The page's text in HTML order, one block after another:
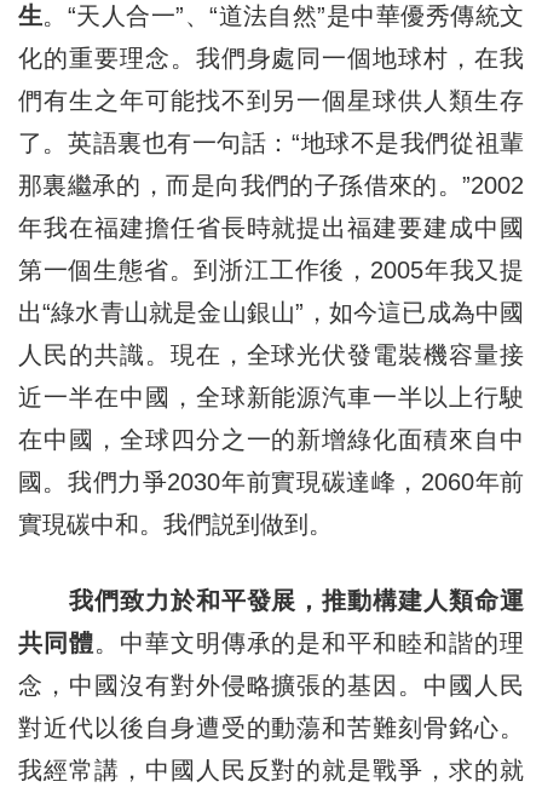
生。“天人合一”、“道法自然”是中華優秀傳統文
化的重要理念。我們身處同一個地球村，在我
們有生之年可能找不到另一個星球供人類生存
了。英語裏也有一句話：“地球不是我們從祖輩
那裏繼承的，而是向我們的子孫借來的。”2002
年我在福建擔任省長時就提出福建要建成中國
第一個生態省。到浙江工作後，2005年我又提
出“綠水青山就是金山銀山”，如今這已成為中國
人民的共識。現在，全球光伏發電裝機容量接
近一半在中國，全球新能源汽車一半以上行駛
在中國，全球四分之一的新增綠化面積來自中
國。我們力爭2030年前實現碳達峰，2060年前
實現碳中和。我們説到做到。
我們致力於和平發展，推動構建人類命運
共同體。中華文明傳承的是和平和睦和諧的理
念，中國沒有對外侵略擴張的基因。中國人民
對近代以後自身遭受的動蕩和苦難刻骨銘心。
我經常講，中國人民反對的就是戰爭，求的就